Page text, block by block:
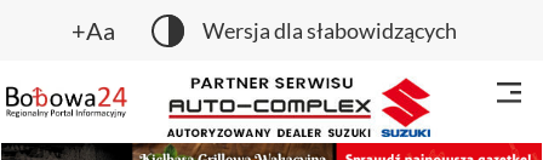
+Aa Wersja dla słabowidzących